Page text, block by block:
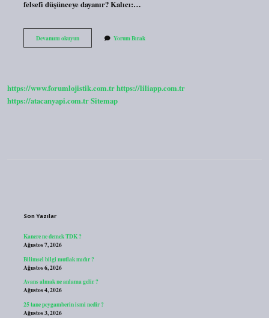
felsefi düşünceye dayanır? Kalıcı:…
Devamını okuyunDaimicilik
Eğitim
Yorum Bırak
https://www.forumlojistik.com.trhttps://liliapp.com.tr
https://atacanyapi.com.trSitemap
Son Yazılar
Kanere ne demek TDK ?
Ağustos 7, 2026
Bilimsel bilgi mutlak mıdır ?
Ağustos 6, 2026
Avans almak ne anlama gelir ?
Ağustos 4, 2026
25 tane peygamberin ismi nedir ?
Ağustos 3, 2026